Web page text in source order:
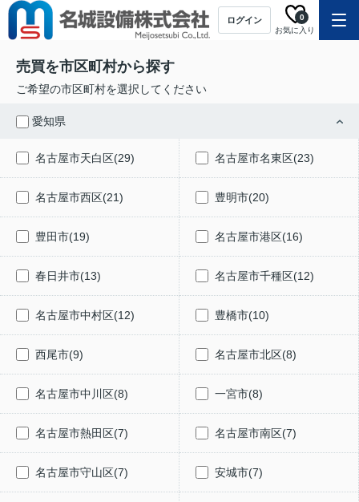
ログイン
お気に入り
0
売買を市区町村から探す
ご希望の市区町村を選択してください
愛知県
名古屋市天白区(29) 名古屋市名東区(23)
名古屋市西区(21) 豊明市(20)
豊田市(19) 名古屋市港区(16)
春日井市(13) 名古屋市千種区(12)
名古屋市中村区(12) 豊橋市(10)
西尾市(9) 名古屋市北区(8)
名古屋市中川区(8) 一宮市(8)
名古屋市熱田区(7) 名古屋市南区(7)
名古屋市守山区(7) 安城市(7)